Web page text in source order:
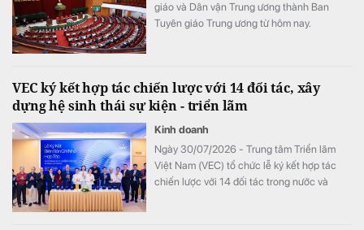
giáo và Dân vận Trung ương thành Ban
Tuyên giáo Trung ương từ hôm nay.
VEC ký kết hợp tác chiến lược với 14 đối tác, xây
dựng hệ sinh thái sự kiện - triển lãm
Kinh doanh
Ngày 30/07/2026 - Trung tâm Triển lãm
Việt Nam (VEC) tổ chức lễ ký kết hợp tác
chiến lược với 14 đối tác trong nước và